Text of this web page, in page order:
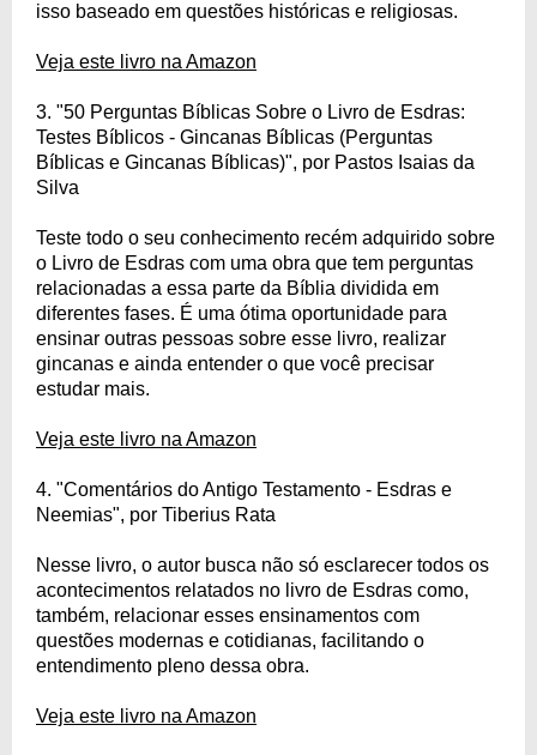
isso baseado em questões históricas e religiosas.
Veja este livro na Amazon
3. "50 Perguntas Bíblicas Sobre o Livro de Esdras:
Testes Bíblicos - Gincanas Bíblicas (Perguntas
Bíblicas e Gincanas Bíblicas)", por Pastos Isaias da
Silva
Teste todo o seu conhecimento recém adquirido sobre
o Livro de Esdras com uma obra que tem perguntas
relacionadas a essa parte da Bíblia dividida em
diferentes fases. É uma ótima oportunidade para
ensinar outras pessoas sobre esse livro, realizar
gincanas e ainda entender o que você precisar
estudar mais.
Veja este livro na Amazon
4. "Comentários do Antigo Testamento - Esdras e
Neemias", por Tiberius Rata
Nesse livro, o autor busca não só esclarecer todos os
acontecimentos relatados no livro de Esdras como,
também, relacionar esses ensinamentos com
questões modernas e cotidianas, facilitando o
entendimento pleno dessa obra.
Veja este livro na Amazon